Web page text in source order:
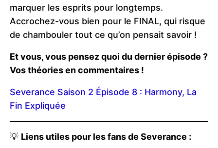
marquer les esprits pour longtemps.
Accrochez-vous bien pour le FINAL, qui risque
de chambouler tout ce qu’on pensait savoir !
Et vous, vous pensez quoi du dernier épisode ?
Vos théories en commentaires !
Severance Saison 2 Épisode 8 : Harmony, La
Fin Expliquée
💡 Liens utiles pour les fans de Severance :